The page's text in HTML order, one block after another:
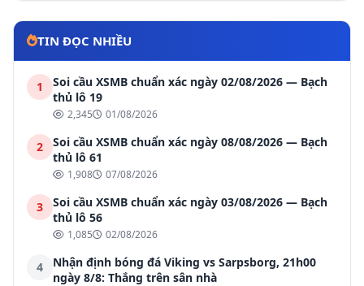
TIN ĐỌC NHIỀU
1
Soi cầu XSMB chuẩn xác ngày 02/08/2026 — Bạch
thủ lô 19
2,345 01/08/2026
2
Soi cầu XSMB chuẩn xác ngày 08/08/2026 — Bạch
thủ lô 61
1,908 07/08/2026
3
Soi cầu XSMB chuẩn xác ngày 03/08/2026 — Bạch
thủ lô 56
1,085 02/08/2026
4
Nhận định bóng đá Viking vs Sarpsborg, 21h00
ngày 8/8: Thắng trên sân nhà